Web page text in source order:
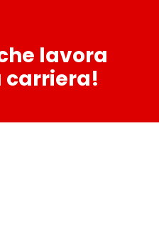
lavora
carriera!